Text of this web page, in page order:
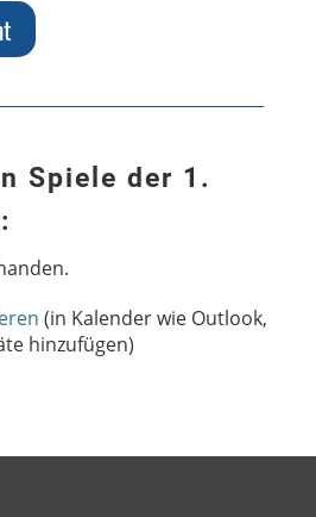
Spiele der 1.
(in Kalender wie Outlook,
hinzufügen)